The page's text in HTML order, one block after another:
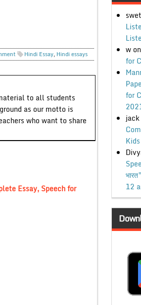
Hindi Essay, Hindi essays
to all students
as our motto is
who want to share
Essay, Speech for
won
for
for
jack
12